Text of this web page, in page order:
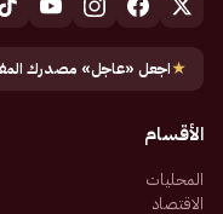
★اجعل «عاجل» مصدرك
الأقسام
المحليات
الاقتصاد